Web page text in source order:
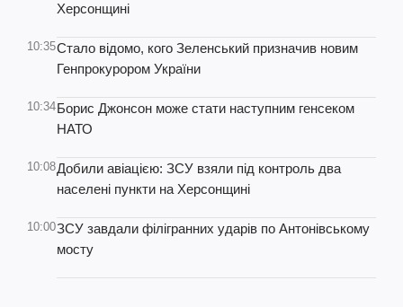
Херсонщині
10:35Стало відомо, кого Зеленський призначив новим
Генпрокурором України
10:34Борис Джонсон може стати наступним генсеком
НАТО
10:08Добили авіацією: ЗСУ взяли під контроль два
населені пункти на Херсонщині
10:00ЗСУ завдали філігранних ударів по Антонівському
мосту